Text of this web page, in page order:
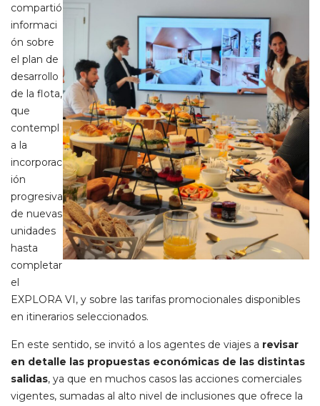
compartió
informaci
ón sobre
el plan de
desarrollo
de la flota,
que
contempl
a la
incorporac
ión
progresiva
de nuevas
unidades
hasta
completar
el
EXPLORA VI, y sobre las tarifas promocionales disponibles
en itinerarios seleccionados.
En este sentido, se invitó a los agentes de viajes a revisar
en detalle las propuestas económicas de las distintas
salidas, ya que en muchos casos las acciones comerciales
vigentes, sumadas al alto nivel de inclusiones que ofrece la